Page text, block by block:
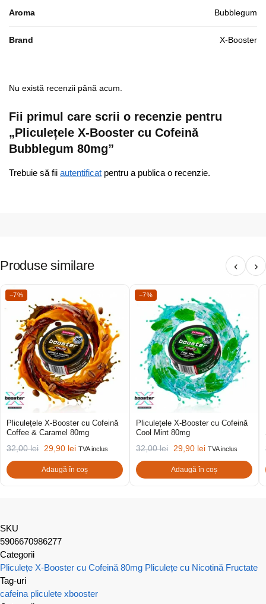
Aroma Bubblegum
Brand X-Booster
Nu există recenzii până acum.
Fii primul care scrii o recenzie pentru
„Pliculețele X-Booster cu Cofeină
Bubblegum 80mg”
Trebuie să fii autentificat pentru a publica o recenzie.
Produse similare ‹ ›
−7%
Pliculețele X-Booster cu Cofeină
Coffee & Caramel 80mg
32,00lei 29,90 lei TVA inclus
Adaugă în coș
−7%
Pliculețele X-Booster cu Cofeină
Cool Mint 80mg
32,00lei 29,90 lei TVA inclus
Adaugă în coș
SKU
5906670986277
Categorii
Pliculețe X-Booster cu Cofeină 80mg Pliculețe cu Nicotină Fructate
Tag-uri
cafeina pliculete xbooster